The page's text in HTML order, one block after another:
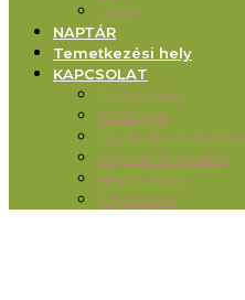
Újság
NAPTÁR
Temetkezési hely
KAPCSOLAT
Elérhetőség
Stóladíjak
Egyházi hozzájárulás
Képviselő-testület
Alapítványok
Pályázatok